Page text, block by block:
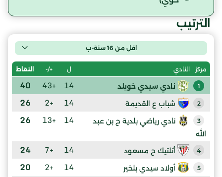
الترتيب
اقل من 16 سنة-ب
مركز النادي ل +/- النقاط
1 نادي سيدي خويلد 14
+43
40
2 شباب ع القديمة 14
+2
26
3
نادي رياضي بلدية ح بن عبد
الله
14
+13
26
4 أتلتيك ح مسعود 14
+7
24
5 أولاد سيدي بلخير 14
+2
20